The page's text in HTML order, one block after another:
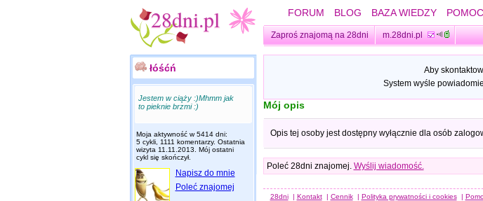
FORUM BLOG BAZA WIEDZY POMOC
Zaproś znajomą na 28dni m.28dni.pl
łóśćń
Jestem w ciąży :)Mhmm jak
to pieknie brzmi :)
Moja aktywność w 5414 dni:
5 cykli, 1111 komentarzy. Ostatnia
wizyta 11.11.2013 . Mój ostatni
cykl się skończył.
Napisz do mnie
Poleć znajomej
Aby
System wyśle
Mój opis
Opis tej osoby jest dostępny wyłącznie dla osób
Poleć 28dni znajomej. Wyślij wiadomość.
28dni | Kontakt | Cennik | Polityka prywatności i cookies |